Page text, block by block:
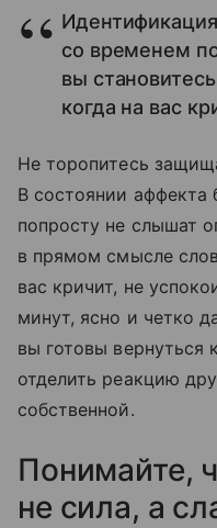
со временем
вы
когда на вас
Не торопитесь
В состоянии
попросту не слышат
в прямом смысле
вас кричит, не
минут, ясно и четко
вы готовы вернуться
отделить реакцию
собственной.
Понимайте,
не сила, а